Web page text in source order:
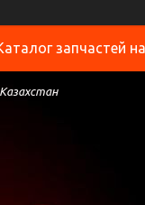
запчастей